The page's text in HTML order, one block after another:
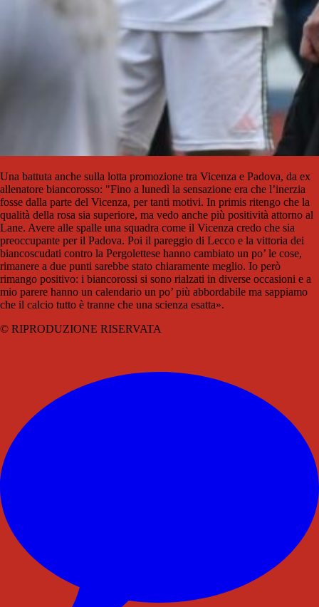
Una battuta anche sulla lotta promozione tra Vicenza e Padova, da ex
allenatore biancorosso: "Fino a lunedì la sensazione era che l’inerzia
fosse dalla parte del Vicenza, per tanti motivi. In primis ritengo che la
qualità della rosa sia superiore, ma vedo anche più positività attorno al
Lane. Avere alle spalle una squadra come il Vicenza credo che sia
preoccupante per il Padova. Poi il pareggio di Lecco e la vittoria dei
biancoscudati contro la Pergolettese hanno cambiato un po’ le cose,
rimanere a due punti sarebbe stato chiaramente meglio. Io però
rimango positivo: i biancorossi si sono rialzati in diverse occasioni e a
mio parere hanno un calendario un po’ più abbordabile ma sappiamo
che il calcio tutto è tranne che una scienza esatta».
© RIPRODUZIONE RISERVATA